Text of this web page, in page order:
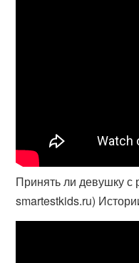
Принять ли девушку с
smartestkids.ru)